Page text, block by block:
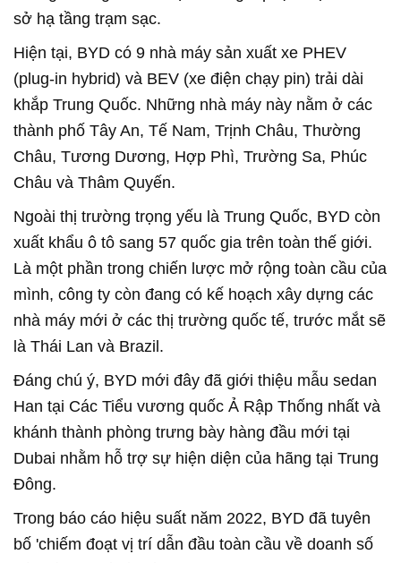
sở hạ tầng trạm sạc.
Hiện tại, BYD có 9 nhà máy sản xuất xe PHEV
(plug-in hybrid) và BEV (xe điện chạy pin) trải dài
khắp Trung Quốc. Những nhà máy này nằm ở các
thành phố Tây An, Tế Nam, Trịnh Châu, Thường
Châu, Tương Dương, Hợp Phì, Trường Sa, Phúc
Châu và Thâm Quyến.
Ngoài thị trường trọng yếu là Trung Quốc, BYD còn
xuất khẩu ô tô sang 57 quốc gia trên toàn thế giới.
Là một phần trong chiến lược mở rộng toàn cầu của
mình, công ty còn đang có kế hoạch xây dựng các
nhà máy mới ở các thị trường quốc tế, trước mắt sẽ
là Thái Lan và Brazil.
Đáng chú ý, BYD mới đây đã giới thiệu mẫu sedan
Han tại Các Tiểu vương quốc Ả Rập Thống nhất và
khánh thành phòng trưng bày hàng đầu mới tại
Dubai nhằm hỗ trợ sự hiện diện của hãng tại Trung
Đông.
Trong báo cáo hiệu suất năm 2022, BYD đã tuyên
bố 'chiếm đoạt vị trí dẫn đầu toàn cầu về doanh số